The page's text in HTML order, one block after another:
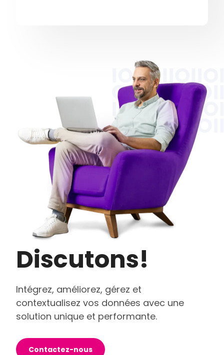
Discutons!
Intégrez, améliorez, gérez et
contextualisez vos données avec une
solution unique et performante.
Contactez-nous